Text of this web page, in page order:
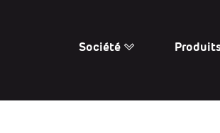
Société